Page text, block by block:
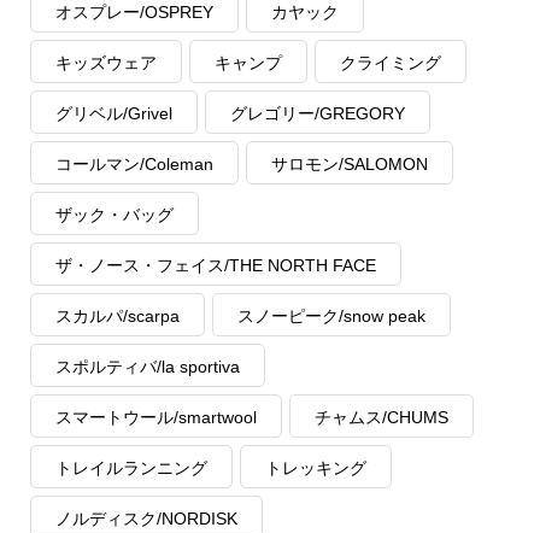
オスプレー/OSPREY カヤック
キッズウェア キャンプ クライミング
グリベル/Grivel グレゴリー/GREGORY
コールマン/Coleman サロモン/SALOMON
ザック・バッグ
ザ・ノース・フェイス/THE NORTH FACE
スカルパ/scarpa スノーピーク/snow peak
スポルティバ/la sportiva
スマートウール/smartwool チャムス/CHUMS
トレイルランニング トレッキング
ノルディスク/NORDISK